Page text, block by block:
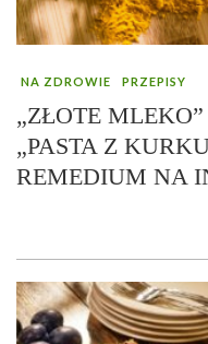
NA ZDROWIE PRZEPISY
„ZŁOTE
„PASTA Z
REMEDIUM NA